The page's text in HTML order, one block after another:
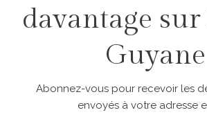
davantage
Guyane
Abonnez-vous pour recevoir les
envoyés à votre adresse